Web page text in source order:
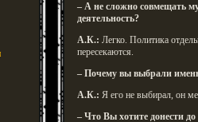
– А не сложно совмещать
деятельность?
А.К.: Легко. Политика
пересекаются.
– Почему вы выбрали
А.К.: Я его не выбирал, он
– Что Вы хотите донести